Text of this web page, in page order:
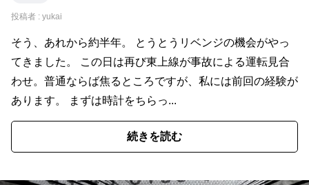
投稿者 : yukai
そう、あれから約半年。 とうとうリベンジの機会がやっ
てきました。 この日は再び東上線が事故による運転見合
わせ。普通ならば焦るところですが、私には前回の経験が
あります。 まずは時計をちらっ...
続きを読む